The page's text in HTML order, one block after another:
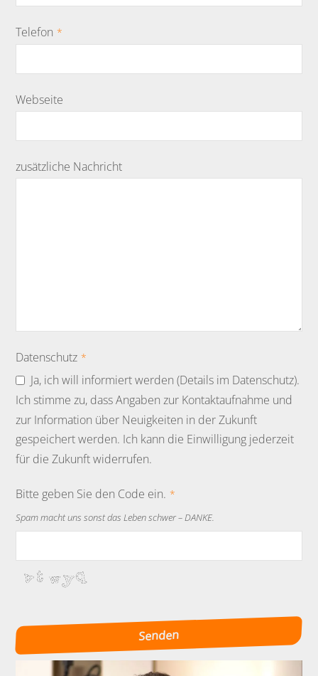
Telefon *
Webseite
zusätzliche Nachricht
Datenschutz *
Ja, ich will informiert werden (Details im Datenschutz).
Ich stimme zu, dass Angaben zur Kontaktaufnahme und
zur Information über Neuigkeiten in der Zukunft
gespeichert werden. Ich kann die Einwilligung jederzeit
für die Zukunft widerrufen.
Bitte geben Sie den Code ein. *
Spam macht uns sonst das Leben schwer – DANKE.
Senden